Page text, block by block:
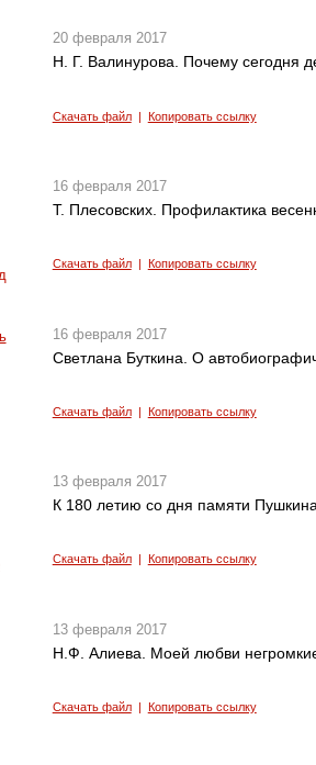
20 февраля 2017
Н. Г. Валинурова. Почему сегодня
Скачать файл| Копировать ссылку
16 февраля 2017
Т. Плесовских. Профилактика
Скачать файл| Копировать ссылку
16 февраля 2017
Светлана Буткина. О
Скачать файл| Копировать ссылку
13 февраля 2017
К 180 летию со дня памяти
Скачать файл| Копировать ссылку
13 февраля 2017
Н.Ф. Алиева. Моей любви
Скачать файл| Копировать ссылку